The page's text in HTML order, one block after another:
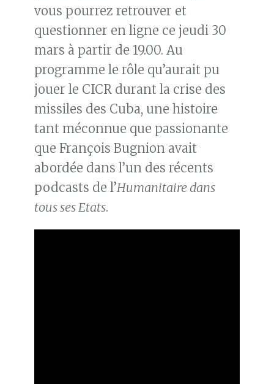
vous pourrez retrouver et
questionner en ligne ce jeudi 30
mars à partir de 19.00. Au
programme le rôle qu’aurait pu
jouer le CICR durant la crise des
missiles des Cuba, une histoire
tant méconnue que passionante
que François Bugnion avait
abordée dans l’un des récents
podcasts de l’Humanitaire dans
tous ses Etats.